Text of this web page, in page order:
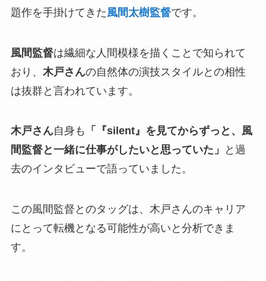
題作を手掛けてきた 風間太樹監督です。
風間監督は繊細な人間模様を描くことで知られて
おり、 木戸さんの自然体の演技スタイルとの相性
は抜群と言われています。
木戸さん自身も
「『silent』を見てからずっと、風
間監督と一緒に仕事がしたいと思っていた」
と過
去のインタビューで語っていました。
この風間監督とのタッグは、木戸さんのキャリア
にとって転機となる可能性が高いと分析できま
す。